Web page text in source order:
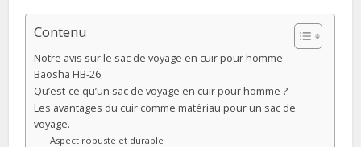
Contenu
Notre avis sur le sac de voyage en cuir pour homme
Baosha HB-26
Qu’est-ce qu’un sac de voyage en cuir pour homme ?
Les avantages du cuir comme matériau pour un sac de
voyage.
Aspect robuste et durable